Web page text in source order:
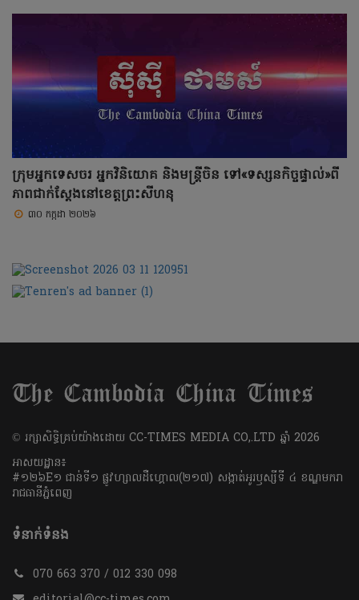
ក្រុមអ្នកទេសចរ អ្នកវិនិយោគ និងមន្ត្រីចិន ទៅ«ទស្សនកិច្ចផ្ទាល់»ពី
ភាពជាក់ស្តែងនៅខេត្តព្រះសីហនុ
៣០ កក្កដា ២០២៦
​© រក្សា​សិទ្ធិ​គ្រប់​យ៉ាង​ដោយ​ CC-TIMES MEDIA CO,.LTD ឆ្នាំ​ 2026
អាសយដ្ឋាន៖
#១២៦E១ ជាន់ទី១ ផ្លូវហ្សាលដឺហ្គោល(២១៧) សង្កាត់អូរឫស្សីទី ៤ ខណ្ឌមករា
រាជធានីភ្នំពេញ
ទំនាក់ទំនង
070 663 370 / 012 330 098